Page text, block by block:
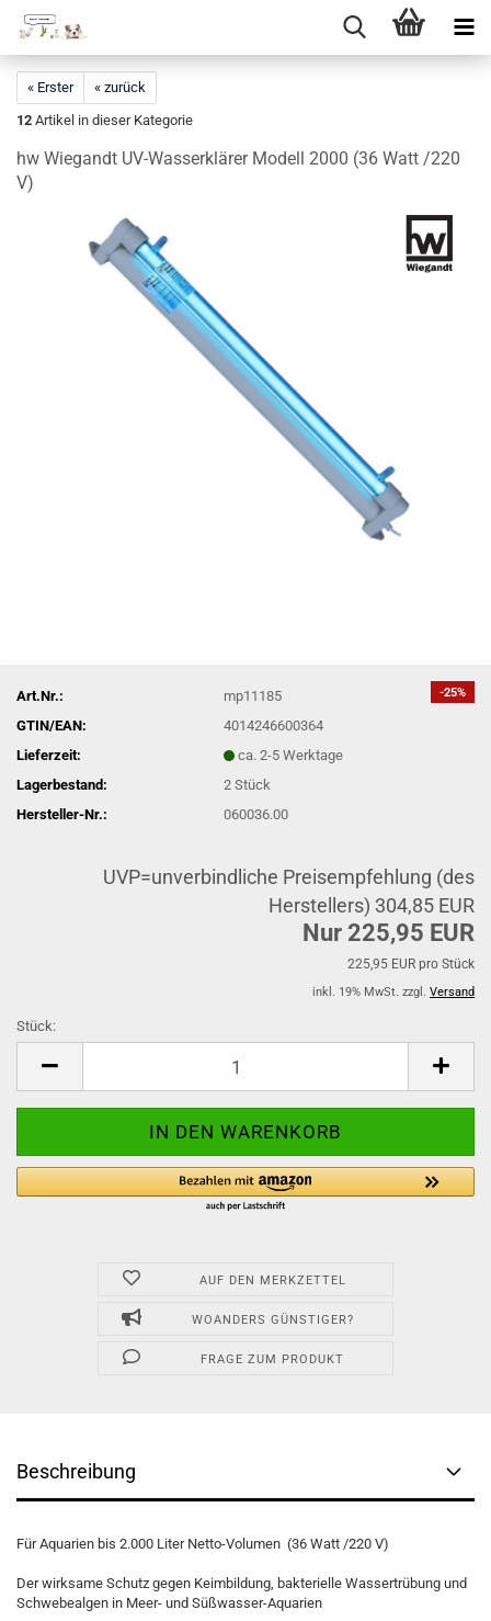
Hauptinhalt
« Erster
« zurück
12 Artikel in dieser Kategorie
hw Wiegandt UV-Wasserklärer Modell 2000 (36 Watt /220
V)
-25%
Art.Nr.:
mp11185
GTIN/EAN:
4014246600364
Lieferzeit:
ca. 2-5 Werktage
Lagerbestand:
2Stück
Hersteller-Nr.:
060036.00
UVP=unverbindliche Preisempfehlung (des
Herstellers) 304,85 EUR
Nur 225,95 EUR
225,95 EUR pro Stück
inkl. 19% MwSt. zzgl. Versand
Stück:
AUF DEN MERKZETTEL
WOANDERS GÜNSTIGER?
FRAGE ZUM PRODUKT
Beschreibung
Für Aquarien bis 2.000 Liter Netto-Volumen (36 Watt /220 V)
Der wirksame Schutz gegen Keimbildung, bakterielle Wassertrübung und
Schwebealgen in Meer- und Süßwasser-Aquarien